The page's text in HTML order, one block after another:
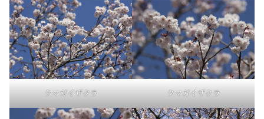
クマガイザクラ クマガイザクラ